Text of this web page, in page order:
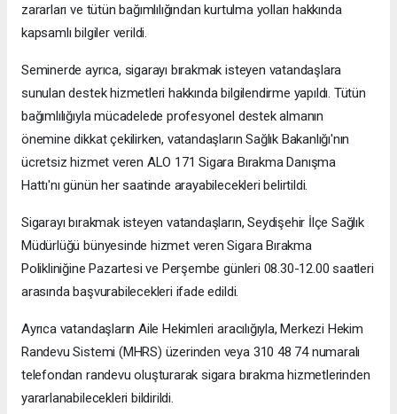
zararları ve tütün bağımlılığından kurtulma yolları hakkında
kapsamlı bilgiler verildi.
Seminerde ayrıca, sigarayı bırakmak isteyen vatandaşlara
sunulan destek hizmetleri hakkında bilgilendirme yapıldı. Tütün
bağımlılığıyla mücadelede profesyonel destek almanın
önemine dikkat çekilirken, vatandaşların Sağlık Bakanlığı'nın
ücretsiz hizmet veren ALO 171 Sigara Bırakma Danışma
Hattı'nı günün her saatinde arayabilecekleri belirtildi.
Sigarayı bırakmak isteyen vatandaşların, Seydişehir İlçe Sağlık
Müdürlüğü bünyesinde hizmet veren Sigara Bırakma
Polikliniğine Pazartesi ve Perşembe günleri 08.30-12.00 saatleri
arasında başvurabilecekleri ifade edildi.
Ayrıca vatandaşların Aile Hekimleri aracılığıyla, Merkezi Hekim
Randevu Sistemi (MHRS) üzerinden veya 310 48 74 numaralı
telefondan randevu oluşturarak sigara bırakma hizmetlerinden
yararlanabilecekleri bildirildi.